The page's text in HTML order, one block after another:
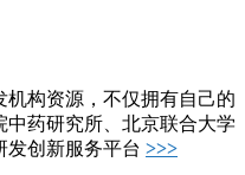
构资源，不仅拥有自己的
药研究所、北京联合大学
发创新服务平台 >>>